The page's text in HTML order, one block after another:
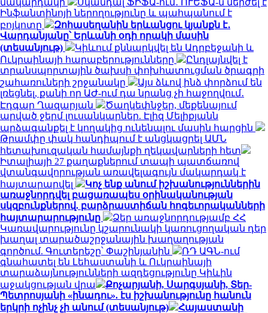
Ինֆանտինոյի ներողությունը և պահպանում է
բոյկոտը
Զոհասեղանին երևանցու կյանքն է․
Վարդանյանը՝ Երևանի օդի որակի մասին
(տեսանյութ)
Կիևում քննարկվել են Ադրբեջանի և
Ուկրաինայի հարաբերությունները
Ընդլայնվել է
տրանսպորտային ծախսի փոխհատուցման ծրագրի
շահառուների շրջանակը
Այս ձևով ինձ փորձում են
լռեցնել, քանի որ ԱԺ-ում դա նրանց չի հաջողվում․
Էդգար Ղազարյան
Ծաղկեփնջեր, մեքենայում
արված ջերմ լուսանկարներ. Էլիզ Մելիքյանն
արձագանքել է կողակից ունենալու մասին հարցին
Թրամփը փակ հանդիպում է անցկացրել ԱՄՆ
հետախուզական համայնքի ղեկավարների հետ
Իտալիայի 27 քաղաքներում տապի պատճառով
վտանգավորության առավելագույն մակարդակ է
հայտարարվել
Կոչ ենք անում իշխանություններին
առաջնորդվել բացառապես օրինականության
սկզբունքներով. բարձրաստիճան հոգեւորականների
հայտարարությունը
Ձեր առաջնորդությամբ ՀՀ
Կառավարությունը կշարունակի կառուցողական դեր
խաղալ տարածաշրջանային խաղաղության
գործում. Գուտերեշը՝ Փաշինյանին
ՌԴ ԱԳՆ-ում
գնահատել են Լեհաստանի և Ուկրաինայի
տարաձայնությունների ազդեցությունը Կիևին
աջակցության վրա
Քոչարյանի, Սարգսյանի, Տեր-
Պետրոսյանի «ինադու». էս իշխանությունը հանուն
երկրի ոչինչ չի անում (տեսանյութ)
Հայաստանի